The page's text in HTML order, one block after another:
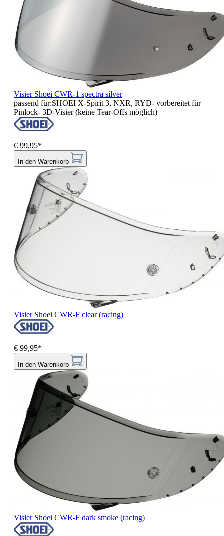
Visier Shoei CWR-1 spectra silver
passend für:SHOEI X-Spirit 3, NXR, RYD- vorbereitet für
Pinlock- 3D-Visier (keine Tear-Offs möglich)
€ 99,95*
In den Warenkorb
Visier Shoei CWR-F clear (racing)
€ 99,95*
In den Warenkorb
Visier Shoei CWR-F dark smoke (racing)